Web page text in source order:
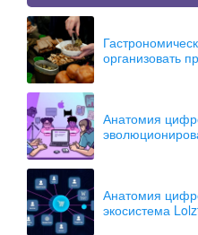
организовать
Анатомия
Анатомия
экосистема